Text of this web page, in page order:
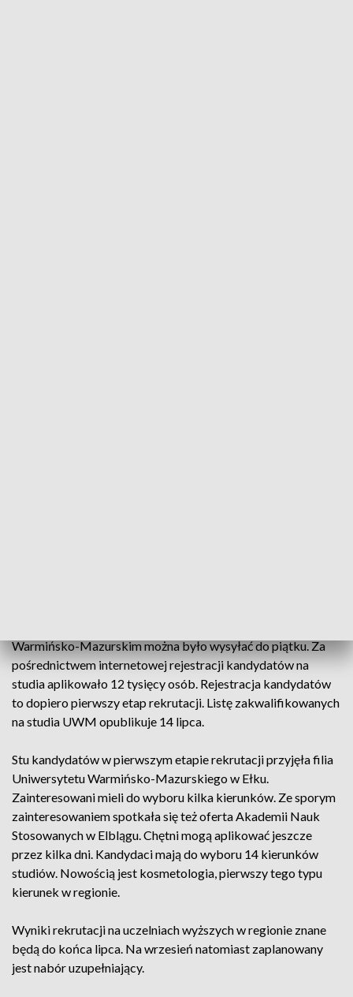
Warmińsko-Mazurskim można było wysyłać do piątku. Za
pośrednictwem internetowej rejestracji kandydatów na
studia aplikowało 12 tysięcy osób. Rejestracja kandydatów
to dopiero pierwszy etap rekrutacji. Listę zakwalifikowanych
na studia UWM opublikuje 14 lipca.
Stu kandydatów w pierwszym etapie rekrutacji przyjęła filia
Uniwersytetu Warmińsko-Mazurskiego w Ełku.
Zainteresowani mieli do wyboru kilka kierunków. Ze sporym
zainteresowaniem spotkała się też oferta Akademii Nauk
Stosowanych w Elblągu. Chętni mogą aplikować jeszcze
przez kilka dni. Kandydaci mają do wyboru 14 kierunków
studiów. Nowością jest kosmetologia, pierwszy tego typu
kierunek w regionie.
Wyniki rekrutacji na uczelniach wyższych w regionie znane
będą do końca lipca. Na wrzesień natomiast zaplanowany
jest nabór uzupełniający.